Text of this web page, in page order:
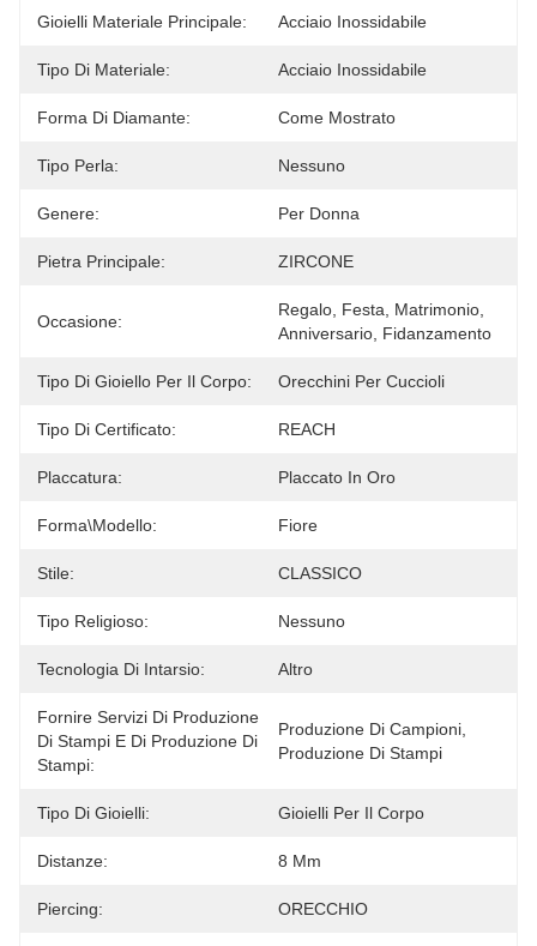
Gioielli Materiale Principale: Acciaio Inossidabile
Tipo Di Materiale: Acciaio Inossidabile
Forma Di Diamante: Come Mostrato
Tipo Perla: Nessuno
Genere: Per Donna
Pietra Principale: ZIRCONE
Occasione:
Regalo, Festa, Matrimonio,
Anniversario, Fidanzamento
Tipo Di Gioiello Per Il Corpo: Orecchini Per Cuccioli
Tipo Di Certificato: REACH
Placcatura: Placcato In Oro
Forma\modello: Fiore
Stile: CLASSICO
Tipo Religioso: Nessuno
Tecnologia Di Intarsio: Altro
Fornire Servizi Di Produzione
Di Stampi E Di Produzione Di
Stampi:
Produzione Di Campioni,
Produzione Di Stampi
Tipo Di Gioielli: Gioielli Per Il Corpo
Distanze: 8 Mm
Piercing: ORECCHIO